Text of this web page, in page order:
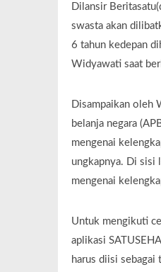
Dilansir
swasta akan
6 tahun kedepan
Widyawati saat
Disampaikan oleh
belanja negara
mengenai
ungkapnya. Di sisi
mengenai
Untuk mengikuti
aplikasi
harus diisi